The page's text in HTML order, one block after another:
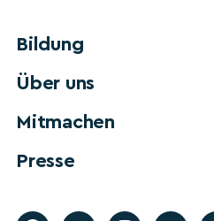
Bildung
Über uns
Mitmachen
Presse